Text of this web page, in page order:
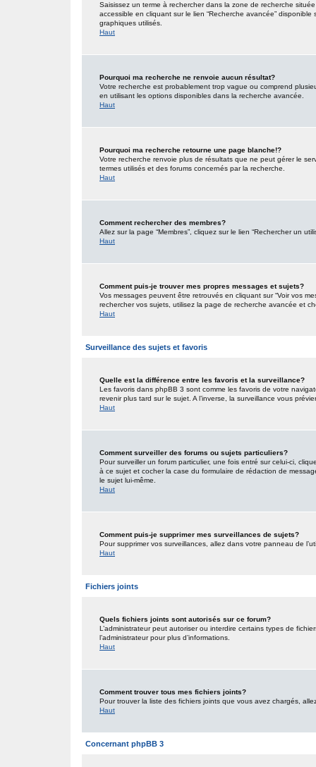
Saisissez un terme à rechercher dans la zone de recherche
accessible en cliquant sur le lien “Recherche avancée”
graphiques utilisés.
Haut
Pourquoi ma recherche ne renvoie aucun résultat?
Votre recherche est probablement trop vague ou comprend
en utilisant les options disponibles dans la recherche avancée.
Haut
Pourquoi ma recherche retourne une page blanche!?
Votre recherche renvoie plus de résultats que ne peut gérer le
termes utilisés et des forums concernés par la recherche.
Haut
Comment rechercher des membres?
Allez sur la page “Membres”, cliquez sur le lien “Rechercher un
Haut
Comment puis-je trouver mes propres messages et sujets?
Vos messages peuvent être retrouvés en cliquant sur “Voir vos
rechercher vos sujets, utilisez la page de recherche avancée et
Haut
Surveillance des sujets et favoris
Quelle est la différence entre les favoris et la surveillance?
Les favoris dans phpBB 3 sont comme les favoris de votre
revenir plus tard sur le sujet. A l’inverse, la surveillance vous
Haut
Comment surveiller des forums ou sujets particuliers?
Pour surveiller un forum particulier, une fois entré sur celui-ci,
à ce sujet et cocher la case du formulaire de rédaction de
le sujet lui-même.
Haut
Comment puis-je supprimer mes surveillances de sujets?
Pour supprimer vos surveillances, allez dans votre panneau de
Haut
Fichiers joints
Quels fichiers joints sont autorisés sur ce forum?
L’administrateur peut autoriser ou interdire certains types de
l’administrateur pour plus d’informations.
Haut
Comment trouver tous mes fichiers joints?
Pour trouver la liste des fichiers joints que vous avez chargés,
Haut
Concernant phpBB 3